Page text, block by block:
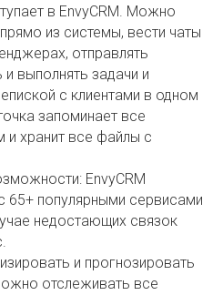
в EnvyCRM. Можно
из системы, вести чаты
отправлять
выполнять задачи и
с клиентами в одном
запоминает все
и хранит все файлы с
EnvyCRM
65+ популярными сервисами
недостающих связок
и прогнозировать
отслеживать все